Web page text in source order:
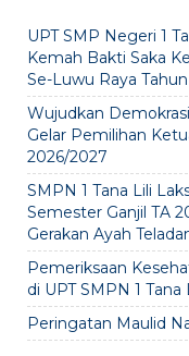
UPT SMP Negeri 1
Kemah Bakti Saka
Se-Luwu Raya
Wujudkan
Gelar Pemilihan
2026/2027
SMPN 1 Tana Lili
Semester Ganjil TA
Gerakan Ayah
Pemeriksaan
di UPT SMPN 1 Tana
Peringatan Maulid